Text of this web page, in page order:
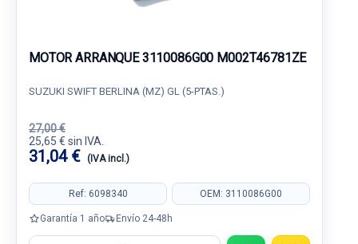
MOTOR ARRANQUE 3110086G00 M002T46781ZE
SUZUKI SWIFT BERLINA (MZ) GL (5-PTAS.)
27,00 €
25,65 € sin IVA.
31,04 € (IVA incl.)
Ref: 6098340 OEM: 3110086G00
Garantía 1 año Envío 24-48h